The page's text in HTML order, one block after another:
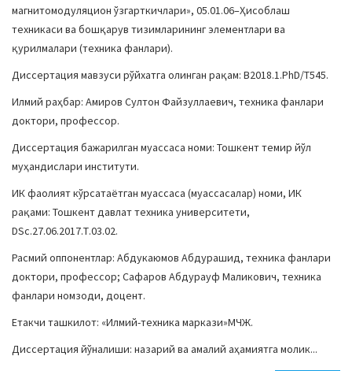
магнитомодуляцион ўзгарткичлари», 05.01.06–Ҳисоблаш
техникаси ва бошқарув тизимларининг элементлари ва
қурилмалари (техника фанлари).
Диссертация мавзуси рўйхатга олинган рақам: B2018.1.PhD/T545.
Илмий раҳбар: Амиров Султон Файзуллаевич, техника фанлари
доктори, профессор.
Диссертация бажарилган муассаса номи: Тошкент темир йўл
муҳандислари институти.
ИК фаолият кўрсатаётган муассаса (муассасалар) номи, ИК
рақами: Тошкент давлат техника университети,
DSc.27.06.2017.Т.03.02.
Расмий оппонентлар: Абдукаюмов Абдурашид, техника фанлари
доктори, профессор; Сафаров Абдурауф Маликович, техника
фанлари номзоди, доцент.
Етакчи ташкилот: «Илмий-техника маркази»МЧЖ.
Диссертация йўналиши: назарий ва амалий аҳамиятга молик...